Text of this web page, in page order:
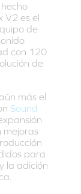
V2 es el
de
con 120
de
más el
Sound
mejoras
para
la adición